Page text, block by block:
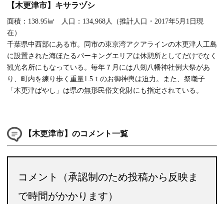
【木更津市】キサラヅシ
面積：138.95㎢ 人口：134,968人（推計人口・2017年5月1日現
在）
千葉県中西部にある市。同市の東京湾アクアラインの木更津人工島
に設置された海ほたるパーキングエリアは休憩所としてだけでなく
観光名所にもなっている。毎年７月には八剱八幡神社例大祭があ
り、町内を練り歩く重量1.5ｔのお御神輿は迫力。また、祭囃子
「木更津ばやし」は県の無形民俗文化財にも指定されている。
【木更津市】のコメント一覧
コメント（承認制のため投稿から反映ま
で時間がかかります）